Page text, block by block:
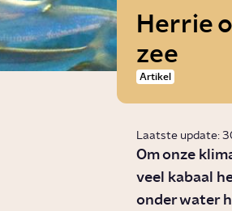
Herrie
zee
Artikel
Laatste update:
Om onze
veel kabaal
onder water